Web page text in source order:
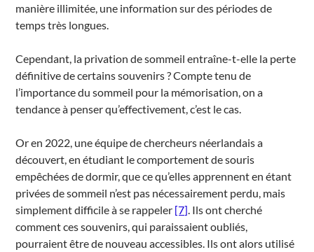
manière illimitée, une information sur des périodes de
temps très longues.
Cependant, la privation de sommeil entraîne-t-elle la perte
définitive de certains souvenirs ? Compte tenu de
l’importance du sommeil pour la mémorisation, on a
tendance à penser qu’effectivement, c’est le cas.
Or en 2022, une équipe de chercheurs néerlandais a
découvert, en étudiant le comportement de souris
empêchées de dormir, que ce qu’elles apprennent en étant
privées de sommeil n’est pas nécessairement perdu, mais
simplement difficile à se rappeler [7] . Ils ont cherché
comment ces souvenirs, qui paraissaient oubliés,
pourraient être de nouveau accessibles. Ils ont alors utilisé